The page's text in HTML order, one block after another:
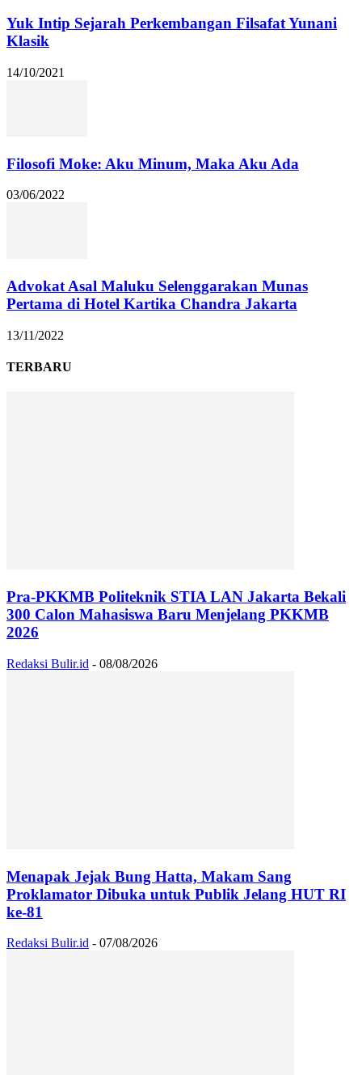
Yuk Intip Sejarah Perkembangan Filsafat Yunani
Klasik
14/10/2021
Filosofi Moke: Aku Minum, Maka Aku Ada
03/06/2022
Advokat Asal Maluku Selenggarakan Munas
Pertama di Hotel Kartika Chandra Jakarta
13/11/2022
TERBARU
Pra-PKKMB Politeknik STIA LAN Jakarta Bekali
300 Calon Mahasiswa Baru Menjelang PKKMB
2026
Redaksi Bulir.id - 08/08/2026
Menapak Jejak Bung Hatta, Makam Sang
Proklamator Dibuka untuk Publik Jelang HUT RI
ke-81
Redaksi Bulir.id - 07/08/2026